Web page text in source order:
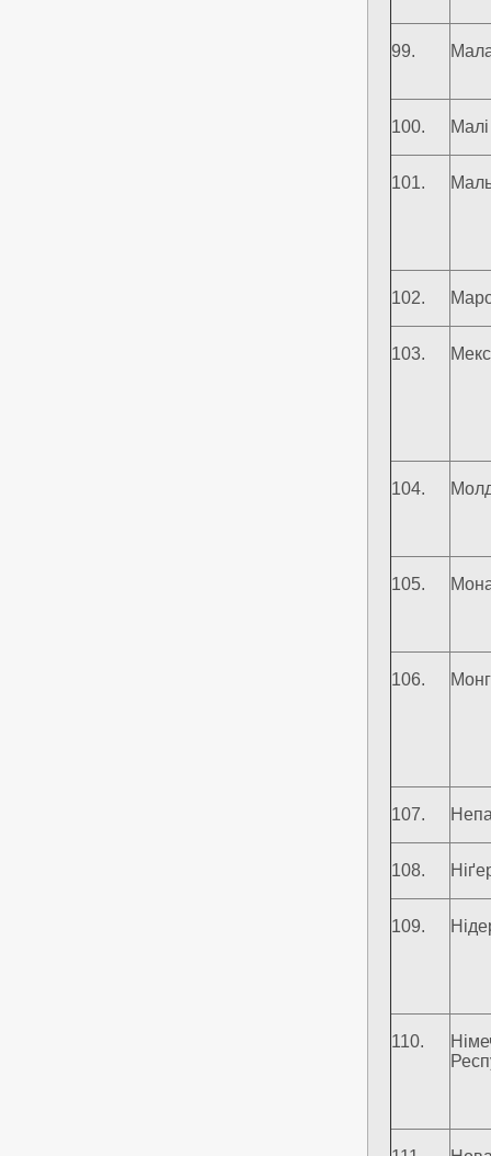
99.
100. Малі
101.
102.
103.
104.
105.
106.
107.
108.
109.
110.